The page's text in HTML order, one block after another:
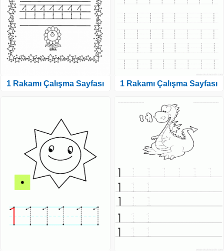
1 Rakamı Çalışma Sayfası 1 Rakamı Çalışma Sayfası